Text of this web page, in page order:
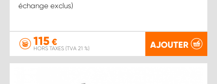
échange exclus)
115 €
HORS TAXES (TVA 21 %) AJOUTER